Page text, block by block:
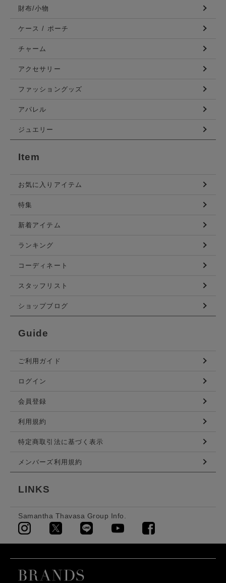
財布/小物
ケース / ポーチ
チャーム
アクセサリー
ファッショングッズ
アパレル
ジュエリー
Item
お気に入りアイテム
特集
新着アイテム
ランキング
コーディネート
スタッフリスト
ショップブログ
Guide
ご利用ガイド
ログイン
会員登録
利用規約
特定商取引法に基づく表示
メンバーズ利用規約
LINKS
Samantha Thavasa Group Info.